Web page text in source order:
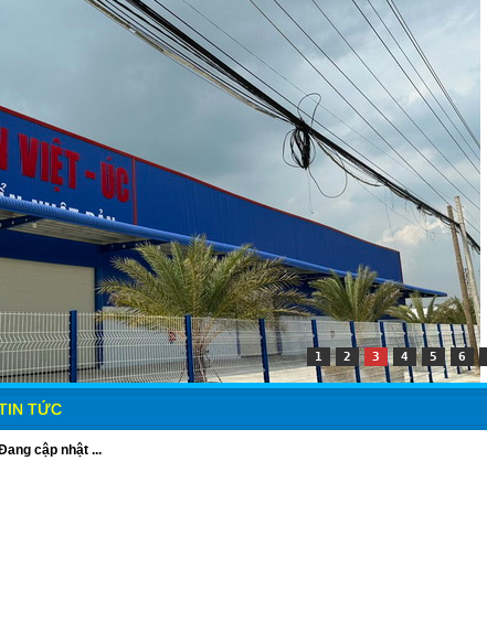
1 2 3 4 5 6
TỨC
cập nhật ...